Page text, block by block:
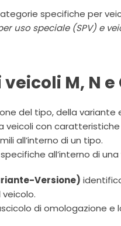
specifiche per
uso speciale (SPV) e
M, N e
del tipo, della
veicoli con
all’interno di un tipo.
all’interno di
Versione)
di omologazione e